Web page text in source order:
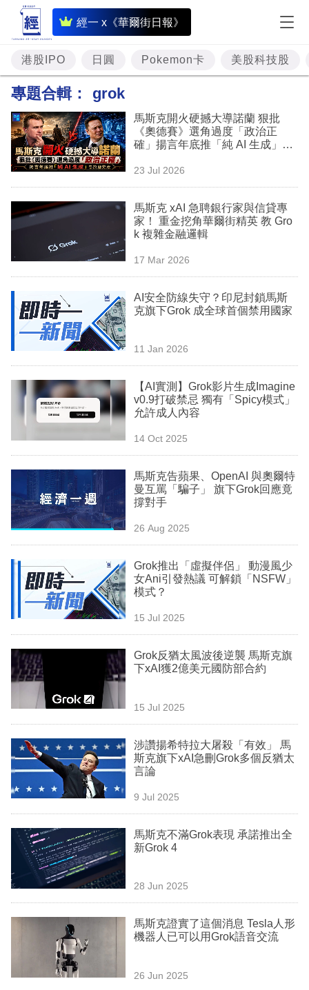
經一 x《華爾街日報》
即
時
財
經
題
投
資
樓
業
科
技
職
場
生
時
事
訂
閱
區
港股IPO 日圓 Pokemon卡 美股科技股
專題合輯： grok
馬斯克開火硬撼大導諾蘭 狠批
《奧德賽》選角過度「政治正
確」揚言年底推「純 AI 生成」忠
重拍
23 Jul 2026
馬斯克 xAI 急聘銀行家與信貸專
家！ 重金挖角華爾街精英 教 Gro
k 複雜金融邏輯
17 Mar 2026
AI安全防線失守？印尼封鎖馬斯
克旗下Grok 成全球首個禁用國家
11 Jan 2026
【AI實測】Grok影片生成Imagine
v0.9打破禁忌 獨有「Spicy模式」
允許成人內容
14 Oct 2025
馬斯克告蘋果、OpenAI 與奧爾特
曼互罵「騙子」 旗下Grok回應竟
撐對手
26 Aug 2025
Grok推出「虛擬伴侶」 動漫風少
女Ani引發熱議 可解鎖「NSFW」
模式？
15 Jul 2025
Grok反猶太風波後逆襲 馬斯克旗
下xAI獲2億美元國防部合約
15 Jul 2025
涉讚揚希特拉大屠殺「有效」 馬
斯克旗下xAI急刪Grok多個反猶太
言論
9 Jul 2025
馬斯克不滿Grok表現 承諾推出全
新Grok 4
28 Jun 2025
馬斯克證實了這個消息 Tesla人形
機器人已可以用Grok語音交流
26 Jun 2025